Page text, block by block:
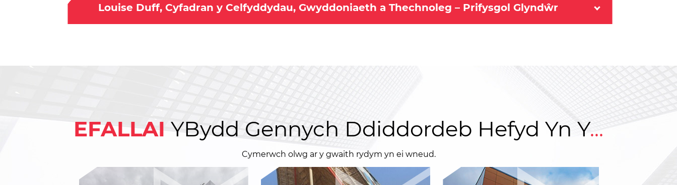
Louise Duff, Cyfadran y Celfyddydau, Gwyddoniaeth a Thechnoleg – Prifysgol Glyndŵr
EFALLAIYBydd Gennych Ddiddordeb Hefyd Yn Y...
Cymerwch olwg ar y gwaith rydym yn ei wneud.